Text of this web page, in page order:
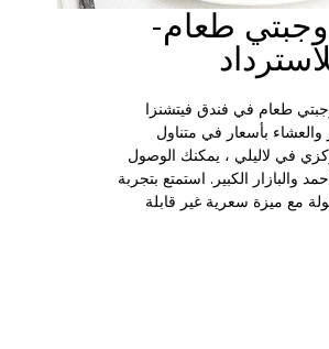
وجبتي طعام-
طعام في فندق فيتشنزا
بأسعار في متناول
في لاليلي ، يمكنك الوصول
والبازار الكبير. استمتع بتجربة
مع ميزة سعرية غير قابلة